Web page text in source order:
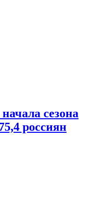
сезона
россиян